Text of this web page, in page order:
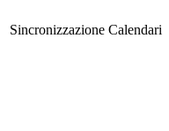
Sincronizzazione Calendari